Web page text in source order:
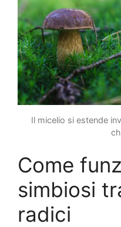
Il micelio si estende
Come
simbiosi
radici